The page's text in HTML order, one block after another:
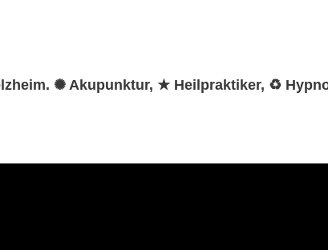
✺ Akupunktur, ★ Heilpraktiker, ♻